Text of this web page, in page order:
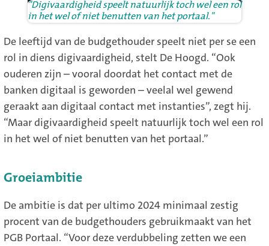
"Digivaardigheid speelt natuurlijk toch wel een rol
in het wel of niet benutten van het portaal."
De leeftijd van de budgethouder speelt niet per se een
rol in diens digivaardigheid, stelt De Hoogd. “Ook
ouderen zijn – vooral doordat het contact met de
banken digitaal is geworden – veelal wel gewend
geraakt aan digitaal contact met instanties”, zegt hij.
“Maar digivaardigheid speelt natuurlijk toch wel een rol
in het wel of niet benutten van het portaal.”
Groeiambitie
De ambitie is dat per ultimo 2024 minimaal zestig
procent van de budgethouders gebruikmaakt van het
PGB Portaal. “Voor deze verdubbeling zetten we een